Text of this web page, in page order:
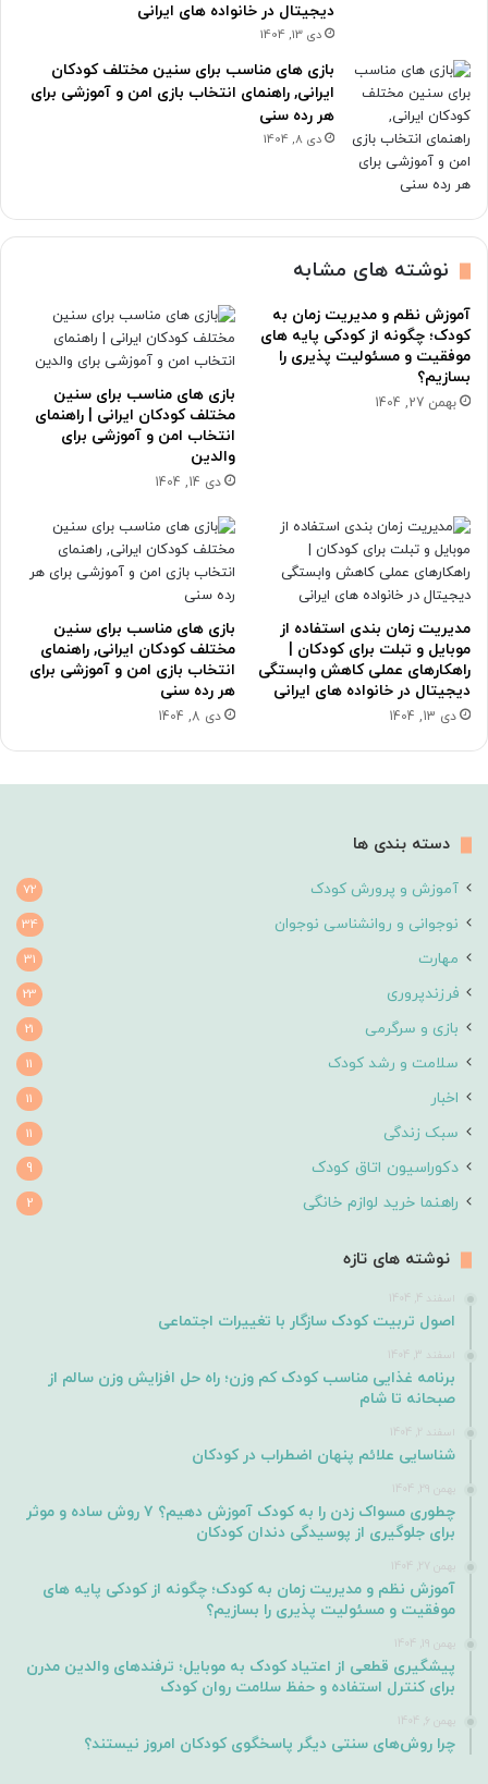
دیجیتال در خانواده های ایرانی
دی 13, 1404
بازی های مناسب برای سنین مختلف کودکان
ایرانی, راهنمای انتخاب بازی امن و آموزشی برای
هر رده سنی
دی 8, 1404
نوشته های مشابه
آموزش نظم و مدیریت زمان به
کودک؛ چگونه از کودکی پایه های
موفقیت و مسئولیت پذیری را
بسازیم؟
بهمن 27, 1404
بازی های مناسب برای سنین
مختلف کودکان ایرانی | راهنمای
انتخاب امن و آموزشی برای
والدین
دی 14, 1404
مدیریت زمان بندی استفاده از
موبایل و تبلت برای کودکان |
راهکارهای عملی کاهش وابستگی
دیجیتال در خانواده های ایرانی
دی 13, 1404
بازی های مناسب برای سنین
مختلف کودکان ایرانی, راهنمای
انتخاب بازی امن و آموزشی برای
هر رده سنی
دی 8, 1404
دسته بندی ها
آموزش و پرورش کودک 72
نوجوانی و روانشناسی نوجوان 34
مهارت 31
فرزندپروری 23
بازی و سرگرمی 21
سلامت و رشد کودک 11
اخبار 11
سبک زندگی 11
دکوراسیون اتاق کودک 9
راهنما خرید لوازم خانگی 2
نوشته های تازه
اسفند 4, 1404
اصول تربیت کودک سازگار با تغییرات اجتماعی
اسفند 3, 1404
برنامه غذایی مناسب کودک کم وزن؛ راه حل افزایش وزن سالم از
صبحانه تا شام
اسفند 2, 1404
شناسایی علائم پنهان اضطراب در کودکان
بهمن 29, 1404
چطوری مسواک زدن را به کودک آموزش دهیم؟ ۷ روش ساده و موثر
برای جلوگیری از پوسیدگی دندان کودکان
بهمن 27, 1404
آموزش نظم و مدیریت زمان به کودک؛ چگونه از کودکی پایه های
موفقیت و مسئولیت پذیری را بسازیم؟
بهمن 19, 1404
پیشگیری قطعی از اعتیاد کودک به موبایل؛ ترفندهای والدین مدرن
برای کنترل استفاده و حفظ سلامت روان کودک
بهمن 6, 1404
چرا روش‌های سنتی دیگر پاسخگوی کودکان امروز نیستند؟